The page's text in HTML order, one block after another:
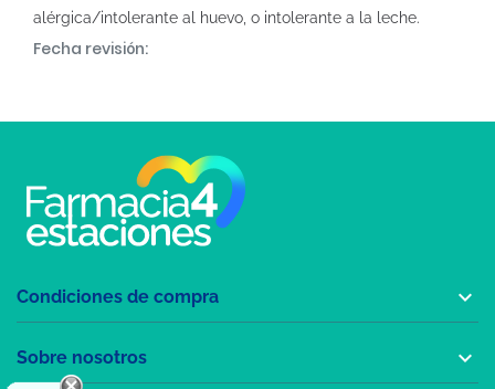
alérgica/intolerante al huevo, o intolerante a la leche.
Fecha revisión:
Condiciones de compra 
Sobre nosotros 